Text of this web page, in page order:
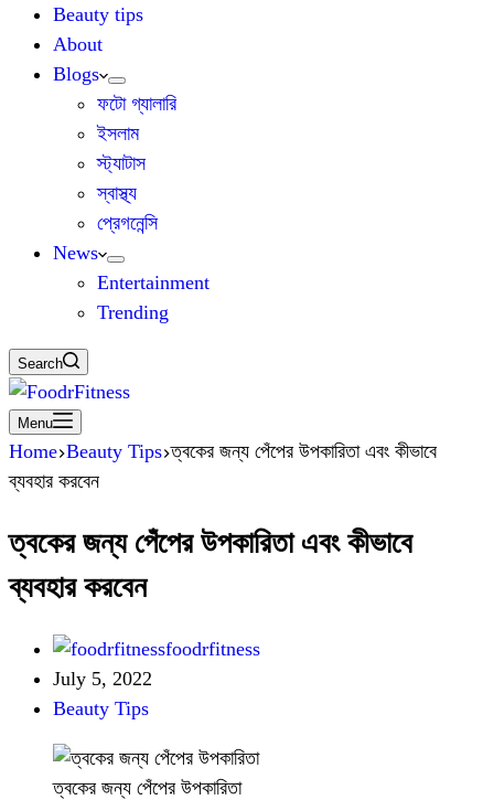
Beauty tips
About
Blogs
ফটো গ্যালারি
ইসলাম
স্ট্যাটাস
স্বাস্থ্য
প্রেগনেন্সি
News
Entertainment
Trending
Search
Menu
Home Beauty Tips ত্বকের জন্য পেঁপের উপকারিতা এবং কীভাবে
ব্যবহার করবেন
ত্বকের জন্য পেঁপের উপকারিতা এবং কীভাবে
ব্যবহার করবেন
foodrfitness
July 5, 2022
Beauty Tips
ত্বকের জন্য পেঁপের উপকারিতা